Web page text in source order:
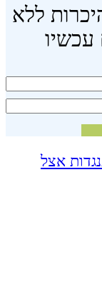
ללא
עכשיו